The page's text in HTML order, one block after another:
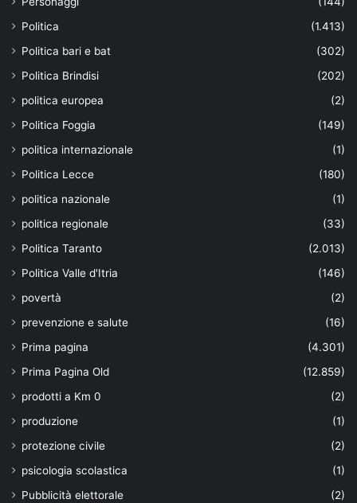
Politica
(1.413)
Politica bari e bat
(302)
Politica Brindisi
(202)
politica europea
(2)
Politica Foggia
(149)
politica internazionale
(1)
Politica Lecce
(180)
politica nazionale
(1)
politica regionale
(33)
Politica Taranto
(2.013)
Politica Valle d'Itria
(146)
povertà
(2)
prevenzione e salute
(16)
Prima pagina
(4.301)
Prima Pagina Old
(12.859)
prodotti a Km 0
(2)
produzione
(1)
protezione civile
(2)
psicologia scolastica
(1)
Pubblicità elettorale
(2)